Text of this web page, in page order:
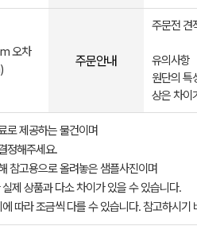
오차
주문안내
주문전 견
유의사항
원단의 특
상은 차이
로 제공하는 물건이며
정해주세요.
참고용으로 올려놓은 샘플사진이며
제 상품과 다소 차이가 있을 수 있습니다.
따라 조금씩 다를 수 있습니다. 참고하시기